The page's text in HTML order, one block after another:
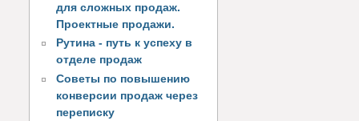
для сложных продаж.
Проектные продажи.
Рутина - путь к успеху в
отделе продаж
Советы по повышению
конверсии продаж через
переписку